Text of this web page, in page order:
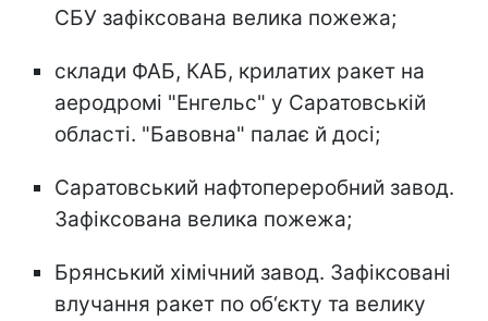
СБУ зафіксована велика пожежа;
склади ФАБ, КАБ, крилатих ракет на
аеродромі "Енгельс" у Саратовській
області. "Бавовна" палає й досі;
Саратовський нафтопереробний завод.
Зафіксована велика пожежа;
Брянський хімічний завод. Зафіксовані
влучання ракет по об‘єкту та велику